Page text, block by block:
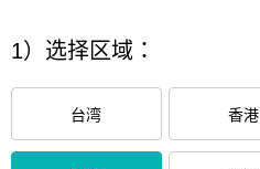
1）选择区域：
台湾 香港